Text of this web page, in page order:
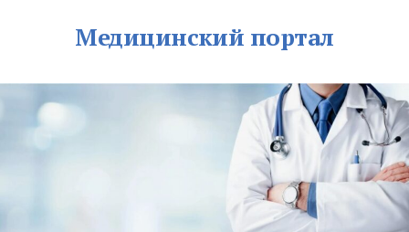
Медицинский портал